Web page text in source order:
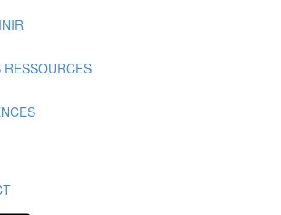
RESSOURCES